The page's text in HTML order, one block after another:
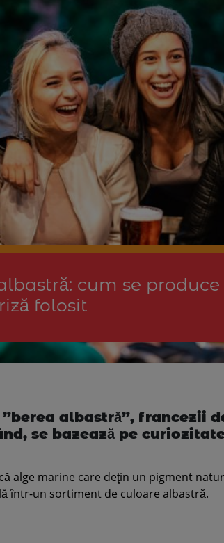
cum se
folosit
albastră”, francezii
se bazează pe
alge marine care deţin un pigment
într-un sortiment de culoare albastră.